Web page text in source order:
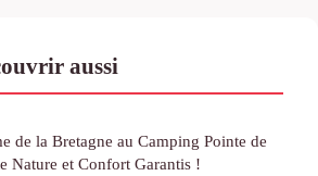
aussi
de la Bretagne au Camping Pointe de
Nature et Confort Garantis !